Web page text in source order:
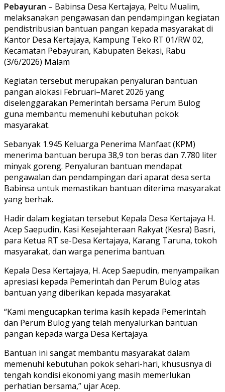
Pebayuran – Babinsa Desa Kertajaya, Peltu Mualim,
melaksanakan pengawasan dan pendampingan kegiatan
pendistribusian bantuan pangan kepada masyarakat di
Kantor Desa Kertajaya, Kampung Teko RT 01/RW 02,
Kecamatan Pebayuran, Kabupaten Bekasi, Rabu
(3/6/2026) Malam
Kegiatan tersebut merupakan penyaluran bantuan
pangan alokasi Februari–Maret 2026 yang
diselenggarakan Pemerintah bersama Perum Bulog
guna membantu memenuhi kebutuhan pokok
masyarakat.
Sebanyak 1.945 Keluarga Penerima Manfaat (KPM)
menerima bantuan berupa 38,9 ton beras dan 7.780 liter
minyak goreng. Penyaluran bantuan mendapat
pengawalan dan pendampingan dari aparat desa serta
Babinsa untuk memastikan bantuan diterima masyarakat
yang berhak.
Hadir dalam kegiatan tersebut Kepala Desa Kertajaya H.
Acep Saepudin, Kasi Kesejahteraan Rakyat (Kesra) Basri,
para Ketua RT se-Desa Kertajaya, Karang Taruna, tokoh
masyarakat, dan warga penerima bantuan.
Kepala Desa Kertajaya, H. Acep Saepudin, menyampaikan
apresiasi kepada Pemerintah dan Perum Bulog atas
bantuan yang diberikan kepada masyarakat.
“Kami mengucapkan terima kasih kepada Pemerintah
dan Perum Bulog yang telah menyalurkan bantuan
pangan kepada warga Desa Kertajaya.
Bantuan ini sangat membantu masyarakat dalam
memenuhi kebutuhan pokok sehari-hari, khususnya di
tengah kondisi ekonomi yang masih memerlukan
perhatian bersama,” ujar Acep.